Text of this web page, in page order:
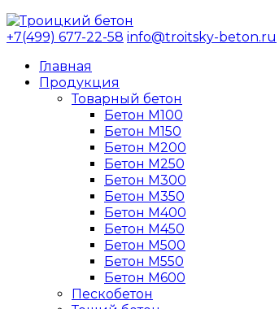
+7(499) 677-22-58 info@troitsky-beton.ru
Главная
Продукция
Товарный бетон
Бетон М100
Бетон М150
Бетон М200
Бетон М250
Бетон М300
Бетон М350
Бетон М400
Бетон М450
Бетон М500
Бетон М550
Бетон М600
Пескобетон